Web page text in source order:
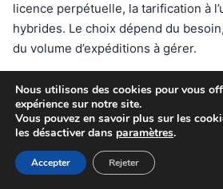
licence perpétuelle, la tarification à
hybrides. Le choix dépend du
du volume d’expéditions à gérer.
données avec un outil TMS ?
Il est essentiel de choisir une
normes de sécurité (RGPD, ISO…),
sauvegarde, de contrôle d’accès et
utilisateurs pour protéger les
Nous utilisons des cookies pour vous
expérience sur notre site.
Vous pouvez en savoir plus sur les
les désactiver dans paramètres.
Accepter Rejeter